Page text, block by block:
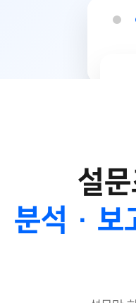
설
분석 · 보